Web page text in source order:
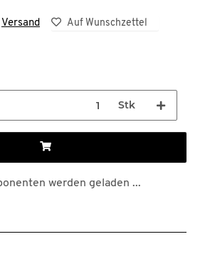
Versand Auf Wunschzettel
Stk
werden geladen ...